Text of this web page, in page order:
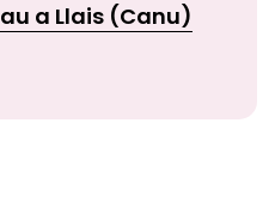
a Llais (Canu)